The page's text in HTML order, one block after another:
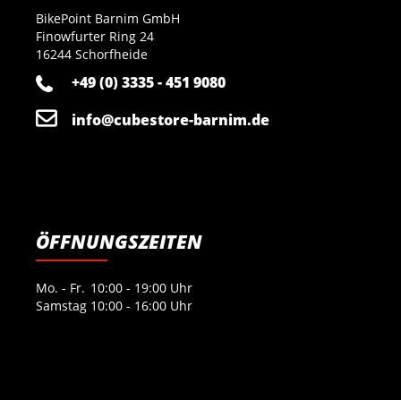
BikePoint Barnim GmbH
Finowfurter Ring 24
16244 Schorfheide
+49 (0) 3335 - 451 9080
info@cubestore-barnim.de
ÖFFNUNGSZEITEN
Mo. - Fr. 10:00 - 19:00 Uhr
Samstag 10:00 - 16:00 Uhr